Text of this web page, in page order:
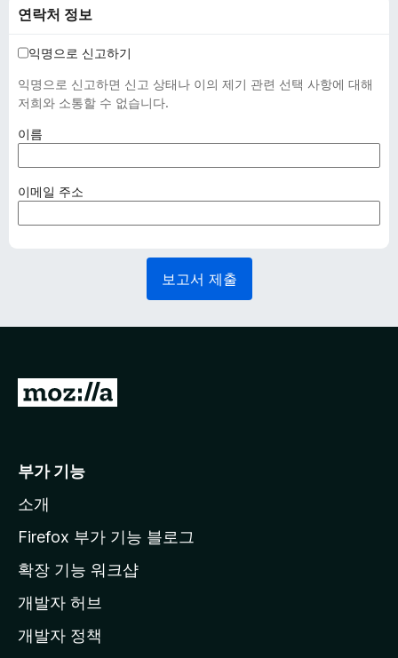
연락처 정보
익명으로 신고하기
익명으로 신고하면 신고 상태나 이의 제기 관련 선택 사항에 대해
저희와 소통할 수 없습니다.
이름
수
사
)
이메일 주소
수
보고서 제출
M
l
a
페
이
지
부가 기능
소개
Firefox 부가 기능 블로그
확장 기능 워크샵
개발자 허브
개발자 정책